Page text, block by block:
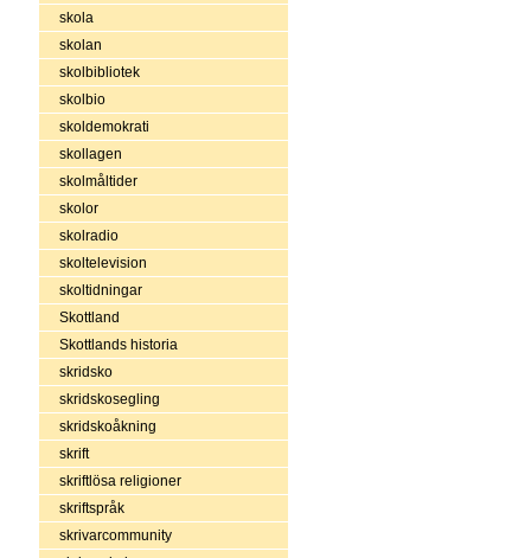
skola
skolan
skolbibliotek
skolbio
skoldemokrati
skollagen
skolmåltider
skolor
skolradio
skoltelevision
skoltidningar
Skottland
Skottlands historia
skridsko
skridskosegling
skridskoåkning
skrift
skriftlösa religioner
skriftspråk
skrivarcommunity